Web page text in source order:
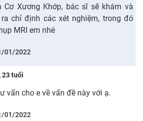
Cơ Xương Khớp, bác sĩ sẽ khám và
chỉ định các xét nghiệm, trong đó
MRI em nhé
01/2022
23 tuổi
vấn cho e về vấn đề này với ạ.
01/2022